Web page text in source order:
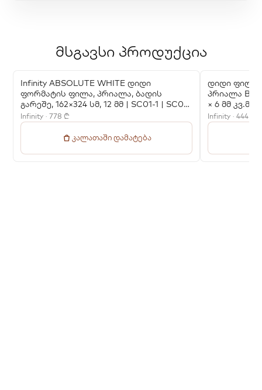
მსგავსი პროდუქცია
Infinity ABSOLUTE WHITE დიდი
ფორმატის ფილა, პრიალა, ბადის
გარეშე, 162×324 სმ, 12 მმ | SC01-1 | SC01-
LUC
Infinity · 778 ₾
კალათაში დამატება
დიდი ფილა
პრიალა B
× 6 მმ კვ.მ.
Infinity · 444 ₾